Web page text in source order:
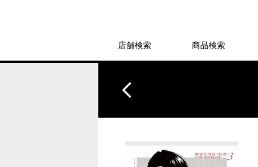
店舗検索 商品検索